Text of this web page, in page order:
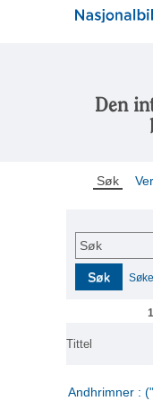
Den
Søk
Søk
Søk
Tittel
Andhrimner :